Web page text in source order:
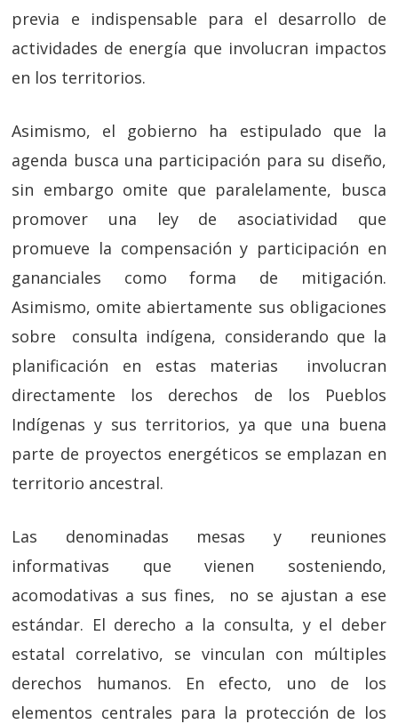
previa e indispensable para el desarrollo de
actividades de energía que involucran impactos
en los territorios.
Asimismo, el gobierno ha estipulado que la
agenda busca una participación para su diseño,
sin embargo omite que paralelamente, busca
promover una ley de asociatividad que
promueve la compensación y participación en
gananciales como forma de mitigación.
Asimismo, omite abiertamente sus obligaciones
sobre consulta indígena, considerando que la
planificación en estas materias involucran
directamente los derechos de los Pueblos
Indígenas y sus territorios, ya que una buena
parte de proyectos energéticos se emplazan en
territorio ancestral.
Las denominadas mesas y reuniones
informativas que vienen sosteniendo,
acomodativas a sus fines, no se ajustan a ese
estándar. El derecho a la consulta, y el deber
estatal correlativo, se vinculan con múltiples
derechos humanos. En efecto, uno de los
elementos centrales para la protección de los